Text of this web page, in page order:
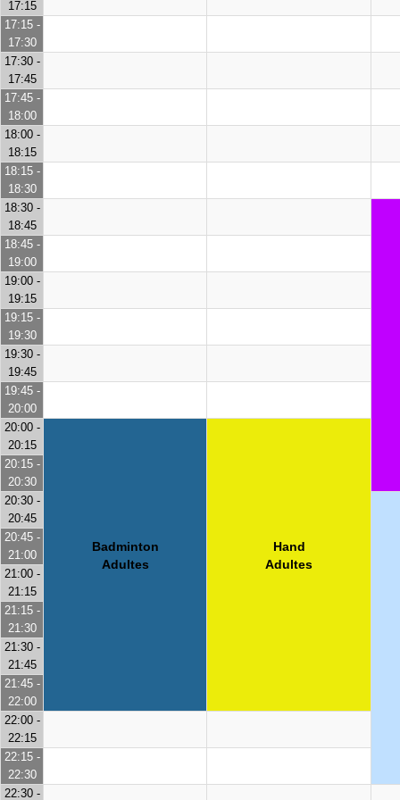
17:15
17:15 -
17:30
17:30 -
17:45
17:45 -
18:00
18:00 -
18:15
18:15 -
18:30
18:30 -
18:45
18:45 -
19:00
19:00 -
19:15
19:15 -
19:30
19:30 -
19:45
19:45 -
20:00
20:00 -
20:15
Badminton
Adultes
Hand
Adultes
20:15 -
20:30
20:30 -
20:45
20:45 -
21:00
21:00 -
21:15
21:15 -
21:30
21:30 -
21:45
21:45 -
22:00
22:00 -
22:15
22:15 -
22:30
22:30 -